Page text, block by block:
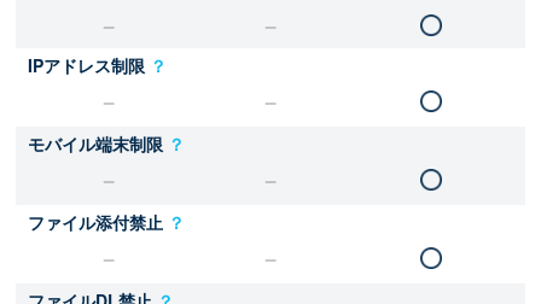
IPアドレス制限 ？
モバイル端末制限 ？
ファイル添付禁止 ？